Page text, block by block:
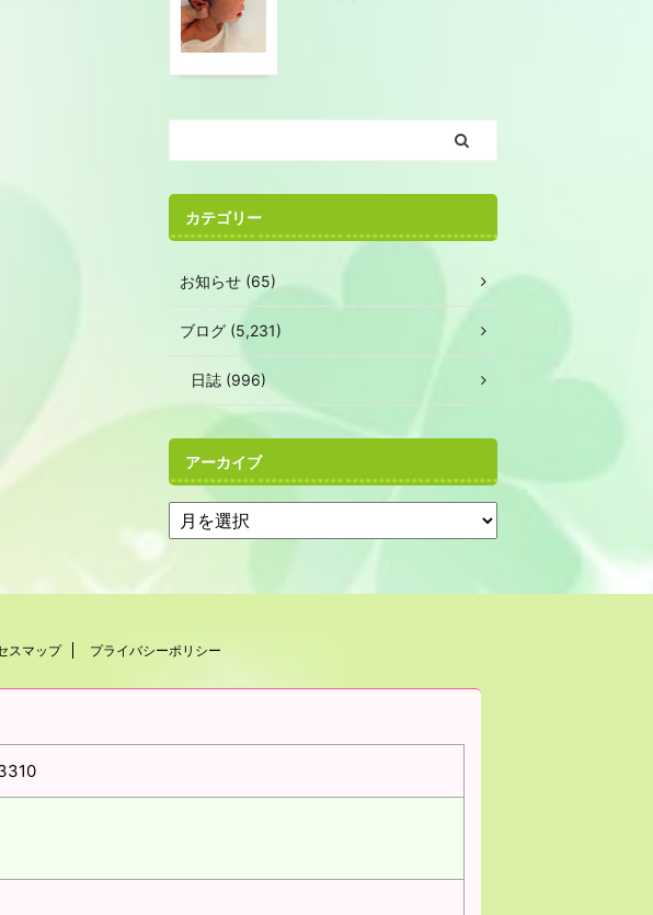
カテゴリー
お知らせ (65)
ブログ (5,231)
日誌 (996)
アーカイブ
スマップ プライバシーポリシー